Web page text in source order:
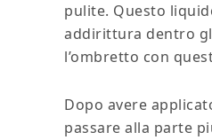
pulite. Questo
addirittura dentro
l’ombretto con
Dopo avere
passare alla parte